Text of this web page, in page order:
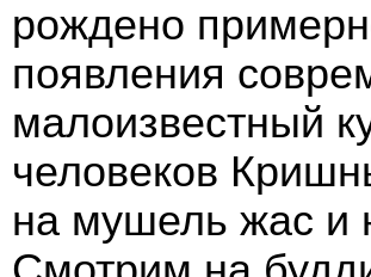
рождено
появления
малоизвестный
человеков
на мушель жас и